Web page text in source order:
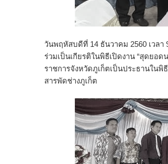
วันพฤหัสบดีที่ 14 ธันวาคม 2560 เวล
ร่วมเป็นเกียรติในพิธีเปิดงาน “สุดยอ
ราชการจังหวัดภูเก็ตเป็นประธานใน
สารพัดช่างภูเก็ต